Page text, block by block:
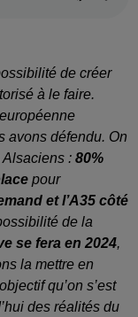
de créer
à le faire.
avons défendu. On
Alsaciens : 80%
pour
et l’A35 côté
de la
se fera en 2024,
la mettre en
qu’on s’est
des réalités du